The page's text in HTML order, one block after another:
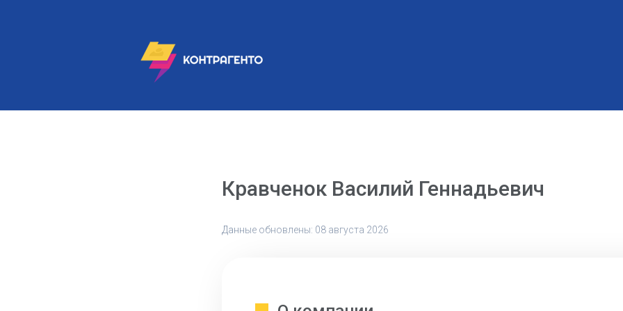
Кравченок Василий Геннадьевич
Данные обновлены: 08 августа 2026